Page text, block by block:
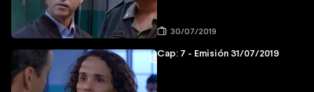
30/07/2019
Cap: 7 - Emisión 31/07/2019